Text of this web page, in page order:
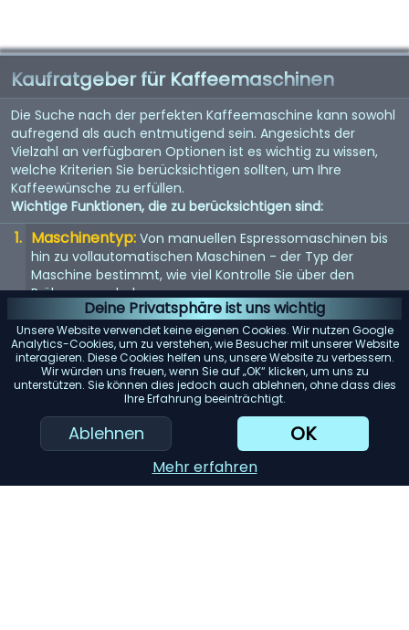
Deine Privatsphäre ist uns wichtig
Unsere Website verwendet keine eigenen Cookies. Wir nutzen Google
Analytics-Cookies, um zu verstehen, wie Besucher mit unserer Website
interagieren. Diese Cookies helfen uns, unsere Website zu verbessern.
Wir würden uns freuen, wenn Sie auf „OK“ klicken, um uns zu
unterstützen. Sie können dies jedoch auch ablehnen, ohne dass dies
Ihre Erfahrung beeinträchtigt.
Ablehnen OK
Mehr erfahren
Kaufratgeber für Kaffeemaschinen
Die Suche nach der perfekten Kaffeemaschine kann sowohl
aufregend als auch entmutigend sein. Angesichts der
Vielzahl an verfügbaren Optionen ist es wichtig zu wissen,
welche Kriterien Sie berücksichtigen sollten, um Ihre
Kaffeewünsche zu erfüllen.
Wichtige Funktionen, die zu berücksichtigen sind:
Maschinentyp: Von manuellen Espressomaschinen bis
hin zu vollautomatischen Maschinen - der Typ der
Maschine bestimmt, wie viel Kontrolle Sie über den
Brühvorgang haben.
Qualität der Mühle: Eine eingebaute Mühle kann
entscheidend sein. Suchen Sie nach einer Maschine mit
einem hochwertigen Mahlwerk für den frischesten Kaffee.
Wasserspeicher: Berücksichtigen Sie die Kapazität des
Wassertanks. Ein größerer Tank bedeutet selteneres
Nachfüllen, was besonders für Büros oder große Haushalte
praktisch ist.
Einfache Reinigung: Maschinen mit abnehmbaren